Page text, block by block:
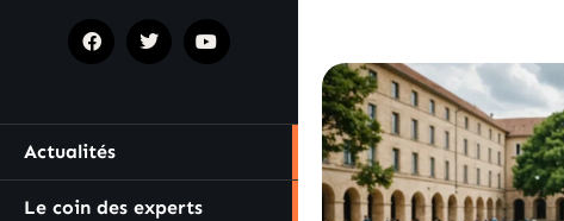
Actualités
Le coin des experts